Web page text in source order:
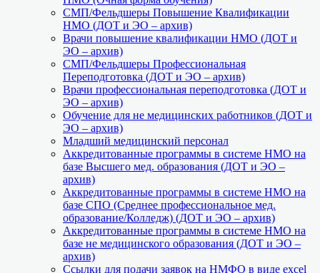
СМП/Фельдшеры Повышение Квалификации
НМО (ДОТ и ЭО – архив)
Врачи повышение квалификации НМО (ДОТ и
ЭО – архив)
СМП/Фельдшеры Профессиональная
Переподготовка (ДОТ и ЭО – архив)
Врачи профессиональная переподготовка (ДОТ и
ЭО – архив)
Обучение для не медицинских работников (ДОТ и
ЭО – архив)
Младший медицинский персонал
Аккредитованные программы в системе НМО на
базе Высшего мед. образования (ДОТ и ЭО –
архив)
Аккредитованные программы в системе НМО на
базе СПО (Среднее профессиональное мед.
образование/Колледж) (ДОТ и ЭО – архив)
Аккредитованные программы в системе НМО на
базе не медицинского образования (ДОТ и ЭО –
архив)
Ссылки для подачи заявок на НМФО в виде excel